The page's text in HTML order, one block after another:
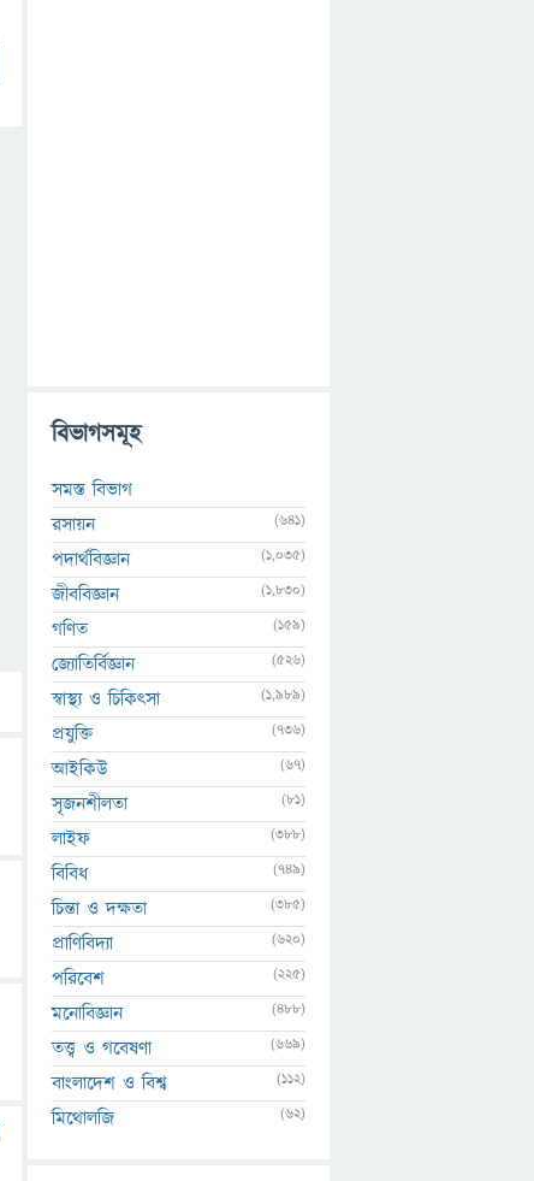
বিভাগসমূহ
সমস্ত বিভাগ
রসায়ন
(641)
পদার্থবিজ্ঞান (1,035)
জীববিজ্ঞান (1,830)
গণিত (159)
জ্যোতির্বিজ্ঞান (526)
স্বাস্থ্য ও চিকিৎসা (1,989)
প্রযুক্তি (736)
আইকিউ (67)
সৃজনশীলতা (81)
লাইফ (388)
বিবিধ (749)
চিন্তা ও দক্ষতা (385)
প্রাণিবিদ্যা (620)
পরিবেশ (225)
মনোবিজ্ঞান (488)
তত্ত্ব ও গবেষণা (669)
বাংলাদেশ ও বিশ্ব (112)
মিথোলজি (62)